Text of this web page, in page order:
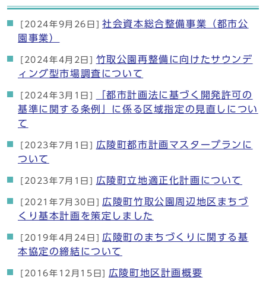
[2024年9月26日] 社会資本総合整備事業（都市公
園事業）
[2024年4月2日] 竹取公園再整備に向けたサウンデ
ィング型市場調査について
[2024年3月1日]
「都市計画法に基づく開発許可の
基準に関する条例」に係る区域指定の見直しについ
て
[2023年7月1日]
広陵町都市計画マスタープランに
ついて
[2023年7月1日] 広陵町立地適正化計画について
[2021年7月30日] 広陵町竹取公園周辺地区まちづ
くり基本計画を策定しました
[2019年4月24日] 広陵町のまちづくりに関する基
本協定の締結について
[2016年12月15日] 広陵町地区計画概要